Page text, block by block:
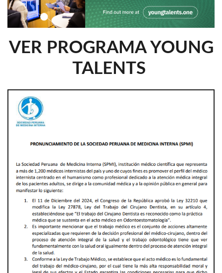
VER PROGRAMA YOUNG
TALENTS